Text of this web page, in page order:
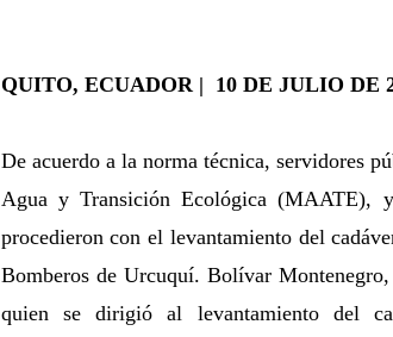
QUITO, ECUADOR | 10 DE JULIO DE
De acuerdo a la norma técnica, servidores
Agua y Transición Ecológica (MAATE), y
procedieron con el levantamiento del
Bomberos de Urcuquí. Bolívar
quien se dirigió al levantamiento del